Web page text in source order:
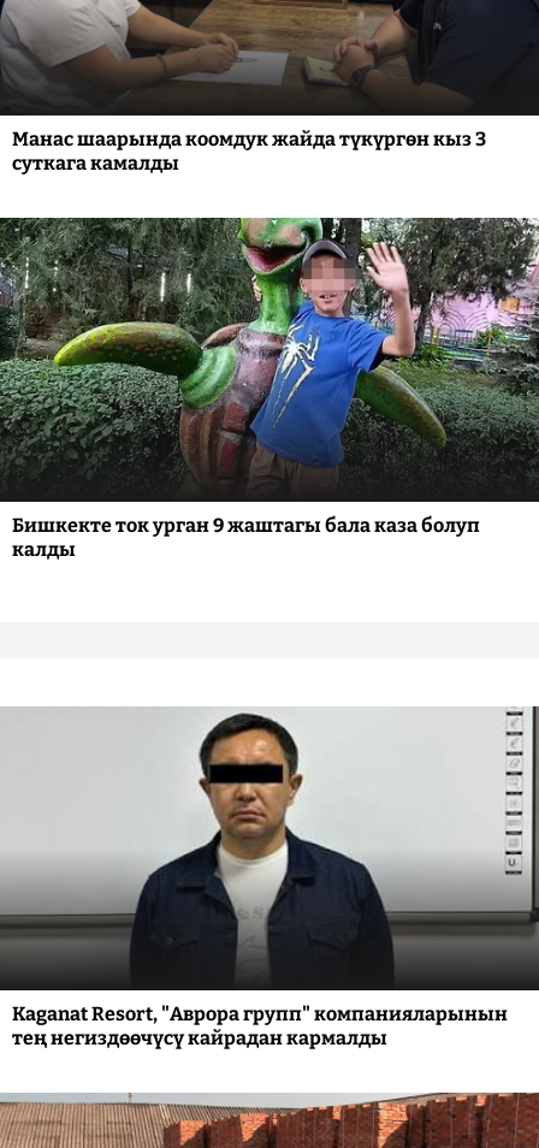
Манас шаарында коомдук жайда түкүргөн кыз 3
суткага камалды
Бишкекте ток урган 9 жаштагы бала каза болуп
калды
Kaganat Resort, "Аврора групп" компанияларынын
тең негиздөөчүсү кайрадан кармалды